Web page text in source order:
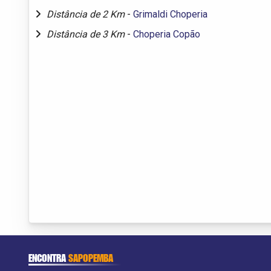
Distância de 2 Km - Grimaldi Choperia
Distância de 3 Km - Choperia Copão
ENCONTRASAPOPEMBA